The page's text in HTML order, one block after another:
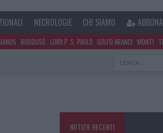
NECROLOGIE CHI SIAMO
BUDDUSÒ LOIRI P. S. PAOLO GOLFO ARANCI MONTI
GALLURA
NOTIZIE RECENTI